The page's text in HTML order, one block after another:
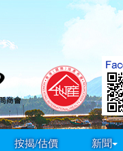
按揭/估價 新聞